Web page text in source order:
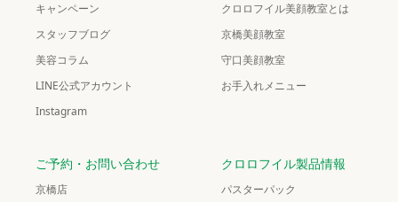
キャンペーン
スタッフブログ
美容コラム
LINE公式アカウント
Instagram
クロロフイル美顔教室とは
京橋美顔教室
守口美顔教室
お手入れメニュー
ご予約・お問い合わせ
京橋店
クロロフイル製品情報
パスターパック